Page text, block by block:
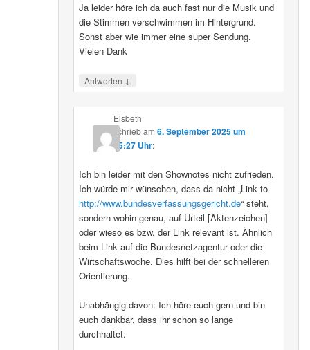
Ja leider höre ich da auch fast nur die Musik und
die Stimmen verschwimmen im Hintergrund.
Sonst aber wie immer eine super Sendung.
Vielen Dank
Antworten ↓
Elsbeth
schriebam 6. September 2025 um
15:27 Uhr:
Ich bin leider mit den Shownotes nicht zufrieden.
Ich würde mir wünschen, dass da nicht „Link to
http://www.bundesverfassungsgericht.de“ steht,
sondern wohin genau, auf Urteil [Aktenzeichen]
oder wieso es bzw. der Link relevant ist. Ähnlich
beim Link auf die Bundesnetzagentur oder die
Wirtschaftswoche. Dies hilft bei der schnelleren
Orientierung.
Unabhängig davon: Ich höre euch gern und bin
euch dankbar, dass ihr schon so lange
durchhaltet.